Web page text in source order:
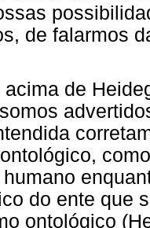
de falarmos
de
do ente que
ontológico